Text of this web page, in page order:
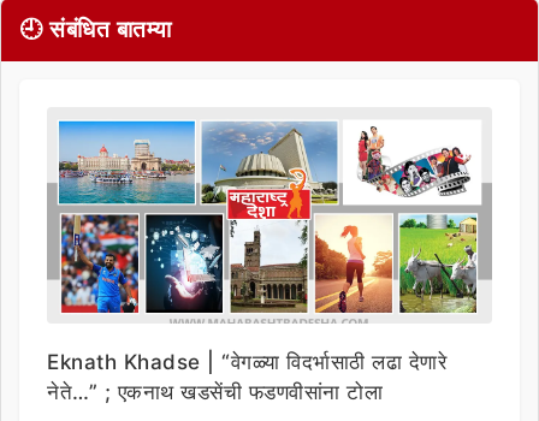
🕘 संबंधित बातम्या
Eknath Khadse | “वेगळ्या विदर्भासाठी लढा देणारे
नेते…” ; एकनाथ खडसेंची फडणवीसांना टोला